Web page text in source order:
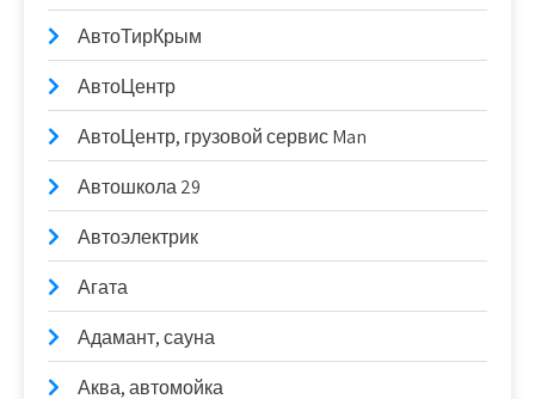
АвтоТирКрым
АвтоЦентр
АвтоЦентр, грузовой сервис Man
Автошкола 29
Автоэлектрик
Агата
Адамант, сауна
Аква, автомойка